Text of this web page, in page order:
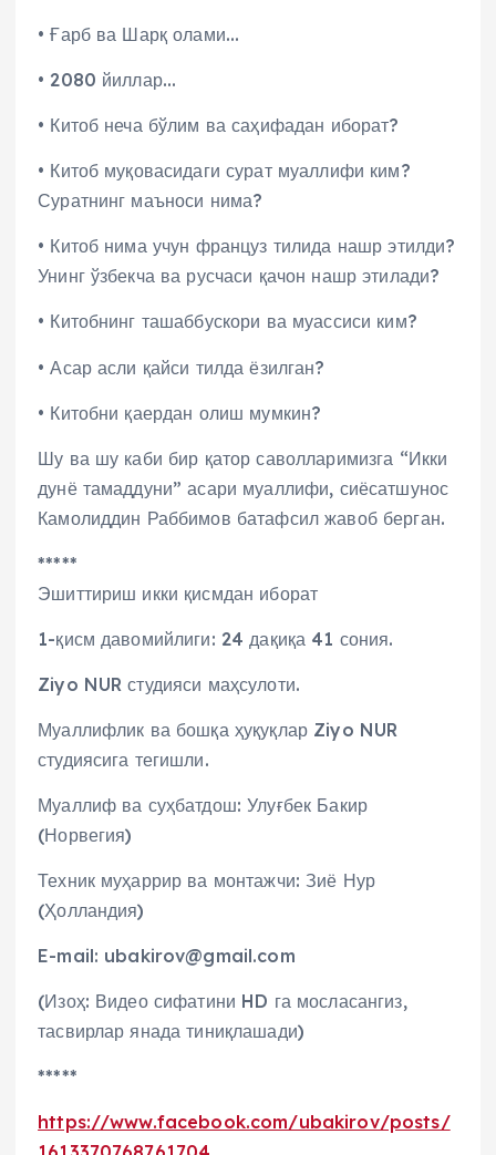
• Ғарб ва Шарқ олами…
• 2080 йиллар…
• Китоб неча бўлим ва саҳифадан иборат?
• Китоб муқовасидаги сурат муаллифи ким?
Суратнинг маъноси нима?
• Китоб нима учун француз тилида нашр этилди?
Унинг ўзбекча ва русчаси қачон нашр этилади?
• Китобнинг ташаббускори ва муассиси ким?
• Асар асли қайси тилда ёзилган?
• Китобни қаердан олиш мумкин?
Шу ва шу каби бир қатор саволларимизга “Икки
дунё тамаддуни” асари муаллифи, сиёсатшунос
Камолиддин Раббимов батафсил жавоб берган.
*****
Эшиттириш икки қисмдан иборат
1-қисм давомийлиги: 24 дақиқа 41 сония.
Ziyo NUR студияси маҳсулоти.
Муаллифлик ва бошқа ҳуқуқлар Ziyo NUR
студиясига тегишли.
Муаллиф ва суҳбатдош: Улуғбек Бакир
(Норвегия)
Техник муҳаррир ва монтажчи: Зиё Нур
(Ҳолландия)
E-mail: ubakirov@gmail.com
(Изоҳ: Видео сифатини HD га мосласангиз,
тасвирлар янада тиниқлашади)
*****
https://www.facebook.com/ubakirov/posts/